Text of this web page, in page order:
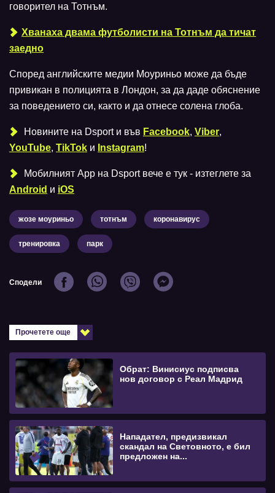
говорител на Тотнъм.
Хванаха двама футболисти на Тотнъм да тичат
заедно
Според английските медии Моуриньо може да бъде
привикан в полицията в Лондон, за да даде обяснение
за поведението си, както и да отнесе солена глоба.
Новините на Dsport и във Facebook, Viber,
YouTube, TikTok и Instagram!
Мобилният Аpp на Dsport вече е тук - изтеглете за
Android и iOS
жозе моуриньо тотнъм коронавирус
тренировка парк
Сподели
Прочетете още
Обрат: Винисиус подписва
нов договор с Реал Мадрид
Нападател, предизвикал
скандал на Световното, е бил
предложен на...